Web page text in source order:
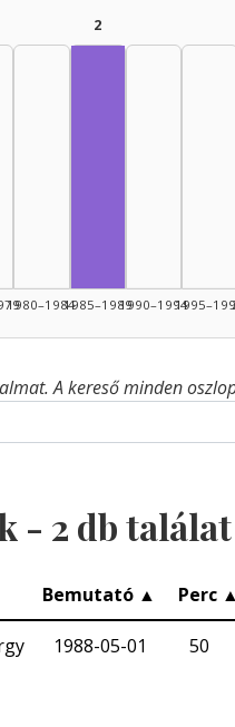
1980–1984
2
1985–19891990–1994
A kereső minden
- 2 db találat
Bemutató ▲ Perc ▲
1988-05-01 50